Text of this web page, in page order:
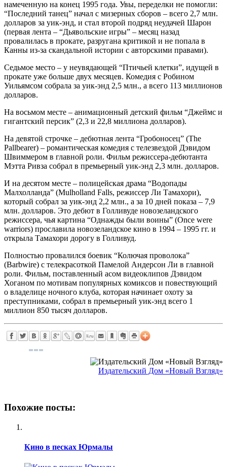
намеченную на конец 1995 года. Увы, переделки не помогли:
“Последний танец” начал с мизерных сборов – всего 2,7 млн.
долларов за уик-энд, и стал второй подряд неудачей Шарон
(первая лента – “Дьявольские игры” – месяц назад
провалилась в прокате, разругана критикой и не попала в
Канны из-за скандальной истории с авторскими правами).
Седьмое место – у неувядающей “Птичьей клетки”, идущей в
прокате уже больше двух месяцев. Комедия с Робином
Уильямсом собрала за уик-энд 2,5 млн., а всего 113 миллионов
долларов.
На восьмом месте – анимационный детский фильм “Джеймс и
гигантский персик” (2,3 и 22,8 миллиона долларов).
На девятой строчке – дебютная лента “Гробоносец” (The
Pallbearer) – романтическая комедия с телезвездой Дэвидом
Швиммером в главной роли. Фильм режиссера-дебютанта
Мэтта Ривза собрал в премьерный уик-энд 2,3 млн. долларов.
И на десятом месте – полицейская драма “Водопады
Малхолланда” (Mulholland Falls, режиссер Ли Тамахори),
который собрал за уик-энд 2,2 млн., а за 10 дней показа – 7,9
млн. долларов. Это дебют в Голливуде новозеландского
режиссера, чья картина “Однажды были воины” (Once were
warriors) прославила новозеландское кино в 1994 – 1995 гг. и
открыла Тамахори дорогу в Голливуд.
Полностью провалился боевик “Колючая проволока”
(Barbwire) с телекрасоткой Памелой Андерсон Ли в главной
роли. Фильм, поставленный асом видеоклипов Дэвидом
Хоганом по мотивам популярных комиксов и повествующий
о владелице ночного клуба, которая начинает охоту за
преступниками, собрал в премьерный уик-энд всего 1
миллион 850 тысяч долларов.
Издательский Дом «Новый Взгляд»
Похожие посты:
Кино в песках Юрмалы